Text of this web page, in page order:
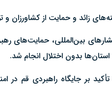
زائد و حمایت از کشاورزان و
بین‌المللی، حمایت‌های
جایگاه راهبردی قم در